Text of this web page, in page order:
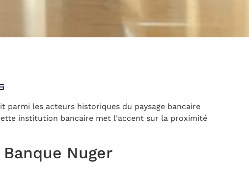
parmi les acteurs historiques du paysage bancaire
institution bancaire met l'accent sur la proximité
Nuger